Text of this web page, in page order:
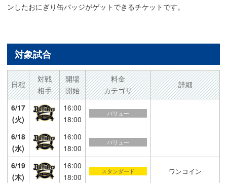
ンしたおにぎり缶バッジがゲットできるチケットです。
対象試合
日程
対戦
相手
開場
開始
料金
カテゴリ
詳細
6/17
(火)
16:00
18:00
バリュー
6/18
(水)
16:00
18:00
バリュー
6/19
(木)
16:00
18:00
スタンダード ワンコイン